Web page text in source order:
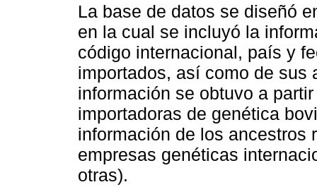
La base de datos se diseñó
en la cual se incluyó la
código internacional, país y
importados, así como de sus
información se obtuvo a
importadoras de genética
información de los ancestros
empresas genéticas
otras).